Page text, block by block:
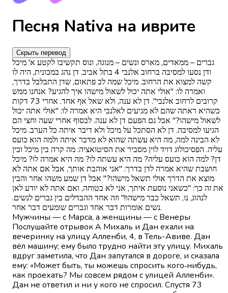
Песня Nativa на иврите
Скрыть перевод
גברים – ממאדים, מארס ונשים – מנוגה, ונוס תקשיבו לקטע א' מיכל
ודן נסעו למסיבה ברחוב אלנבי 4 בתל אביב. דן נהג במכונית, היה לו
קשה למצוא את הרחוב. מיכל שמה לב פתאום, שדן התבלבל בדרך,
ואמרה לו: "אולי אתה יכול לשאול מישהו איך להגיע? אנחנו ממש
קרובים לרחוב אלנבי". דן לא ענה, ולא שאל אף אחד. אחרי 73 דקות
כשהיא ראתה שהם לא מגיעים לאלנבי היא אמרה לו: "אולי אתה יכול
לשאול מישהו?" אבל גם הפעם דן לא ענה. לבסוף אחרי שעה וחצי הם
הגיעו למסיבה. דן לא הסתכל על מיכל ולא דיבר איתה כל הערב. מיכל
לא הבינה למה, מה היא עשתה שהוא לא מדבר איתה ולמה הוא כועס
עליה. הפסיכולוג דויד לוין מסביר את הסיטואציה: מה קרה בין מיכל ובין
דן? למה הוא כועס עליה? מה היא עשתה לו? מה היא אמרה לו? מיכל
חושבת שהיא אמרה לדן בדרך: "אני אוהבת אותך, אבל אם אתה לא
מוצא את הדרך אולי תשאל מישהו?" אבל דן שמע משהו אחר והבין
את זה כך: "כשאני נוסעת איתך, אני לא בטוחה, ואם אתה לא יודע לאן
לנהוג, נו, תשאל כבר מישהו!" וזה אחד ההבדלים בין גברים לנשים.
נשים אומרות דבר אחד וגברים שומעים דבר אחר.
Мужчины — с Марса, а женщины — с Венеры
Послушайте отрывок А Михаль и Дан ехали на
вечеринку на улицу Алленби, 4, в Тель-Авиве. Дан
вёл машину; ему было трудно найти эту улицу. Михаль
вдруг заметила, что Дан запутался в дороге, и сказала
ему: «Может быть, ты можешь спросить кого‑нибудь,
как проехать? Мы совсем рядом с улицей Алленби».
Дан не ответил и ни у кого не спросил. Спустя 73